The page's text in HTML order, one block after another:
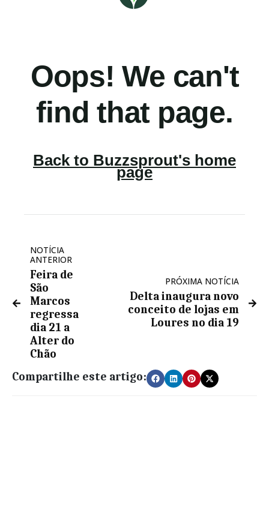
NOTÍCIA
ANTERIOR
Feira de
São
Marcos
regressa
dia 21 a
Alter do
Chão
PRÓXIMA NOTÍCIA
Delta inaugura novo
conceito de lojas em
Loures no dia 19
Compartilhe este artigo: